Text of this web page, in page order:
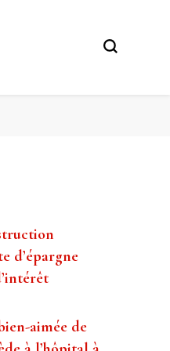
d’épargne
aimée de